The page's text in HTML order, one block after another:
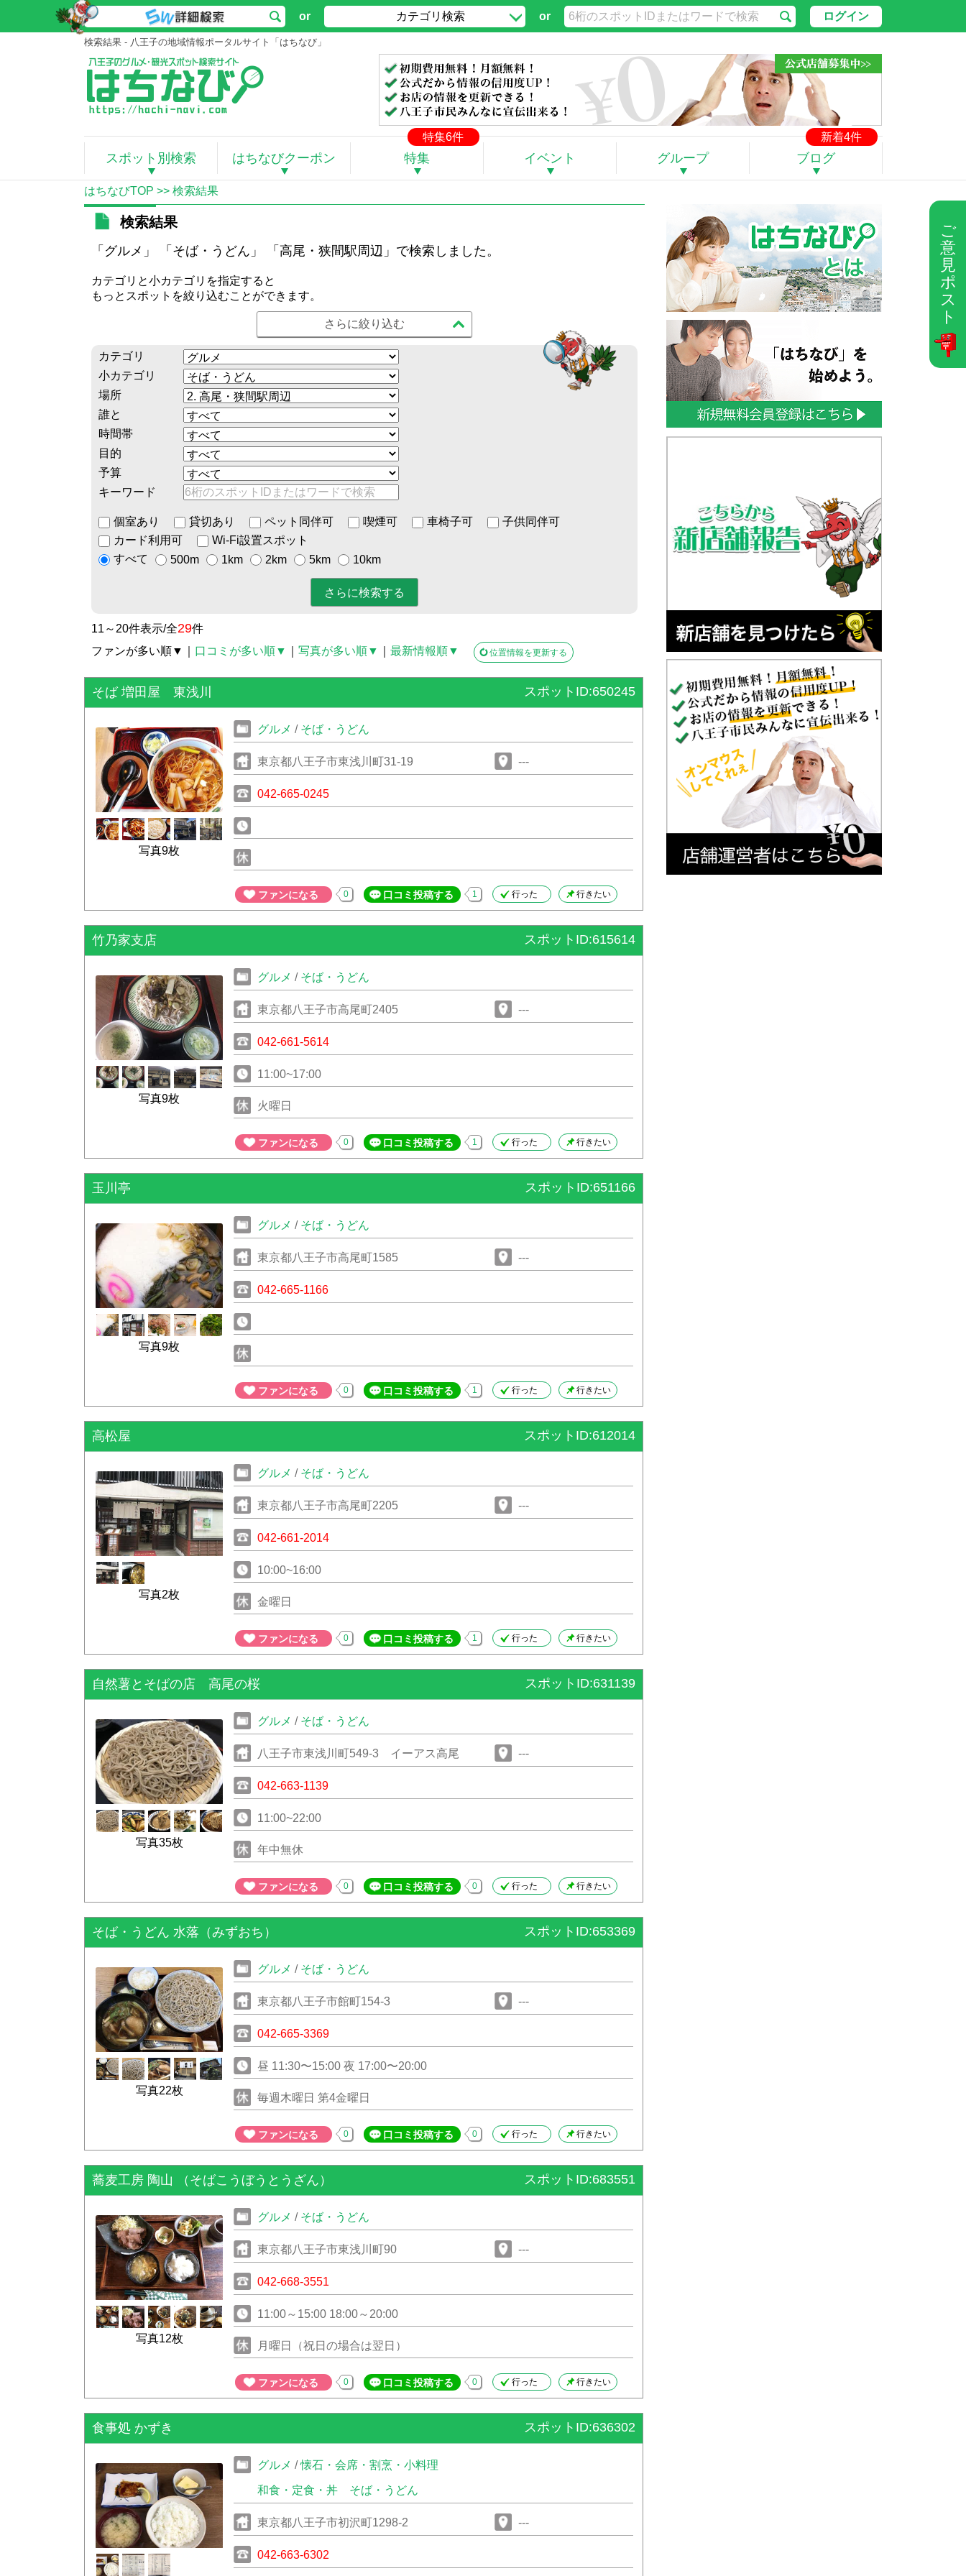
ご
意
見
ポ
ス
ト
or カテゴリ検索 or ログイン
検索結果 - 八王子の地域情報ポータルサイト「はちなび」
特集6件 新着4件
スポット別検索 はちなびクーポン 特集 イベント グループ ブログ
はちなびTOP >> 検索結果
検索結果
「グルメ」 「そば・うどん」 「高尾・狭間駅周辺」で検索しました。
カテゴリと小カテゴリを指定すると
もっとスポットを絞り込むことができます。
さらに絞り込む
カテゴリ
小カテゴリ
場所
誰と
時間帯
目的
予算
キーワード
個室あり 貸切あり ペット同伴可 喫煙可 車椅子可
子供同伴可
カード利用可
Wi-Fi設置スポット
すべて
500m 1km 2km 5km 10km
11～20件表示/全29件
ファンが多い順▼
口コミが多い順▼ 写真が多い順▼ 最新情報順▼ 位置情報を更新する
そば 増田屋 東浅川 スポットID:650245
写真9枚
グルメ / そば・うどん
東京都八王子市東浅川町31-19 ---
042-665-0245
ファンになる 0 口コミ投稿する 1 行った 行きたい
竹乃家支店 スポットID:615614
写真9枚
グルメ / そば・うどん
東京都八王子市高尾町2405 ---
042-661-5614
11:00~17:00
火曜日
ファンになる 0 口コミ投稿する 1 行った 行きたい
玉川亭 スポットID:651166
写真9枚
グルメ / そば・うどん
東京都八王子市高尾町1585 ---
042-665-1166
ファンになる 0 口コミ投稿する 1 行った 行きたい
高松屋 スポットID:612014
写真2枚
グルメ / そば・うどん
東京都八王子市高尾町2205 ---
042-661-2014
10:00~16:00
金曜日
ファンになる 0 口コミ投稿する 1 行った 行きたい
自然薯とそばの店 高尾の桜 スポットID:631139
写真35枚
グルメ / そば・うどん
八王子市東浅川町549-3 イーアス高尾 ---
042-663-1139
11:00~22:00
年中無休
ファンになる 0 口コミ投稿する 0 行った 行きたい
そば・うどん 水落（みずおち） スポットID:653369
写真22枚
グルメ / そば・うどん
東京都八王子市館町154-3 ---
042-665-3369
昼 11:30〜15:00 夜 17:00〜20:00
毎週木曜日 第4金曜日
ファンになる 0 口コミ投稿する 0 行った 行きたい
蕎麦工房 陶山 （そばこうぼうとうざん） スポットID:683551
写真12枚
グルメ / そば・うどん
東京都八王子市東浅川町90 ---
042-668-3551
11:00～15:00 18:00～20:00
月曜日（祝日の場合は翌日）
ファンになる 0 口コミ投稿する 0 行った 行きたい
食事処 かずき スポットID:636302
グルメ /懐石・会席・割烹・小料理
和食・定食・丼 そば・うどん
東京都八王子市初沢町1298-2 ---
042-663-6302